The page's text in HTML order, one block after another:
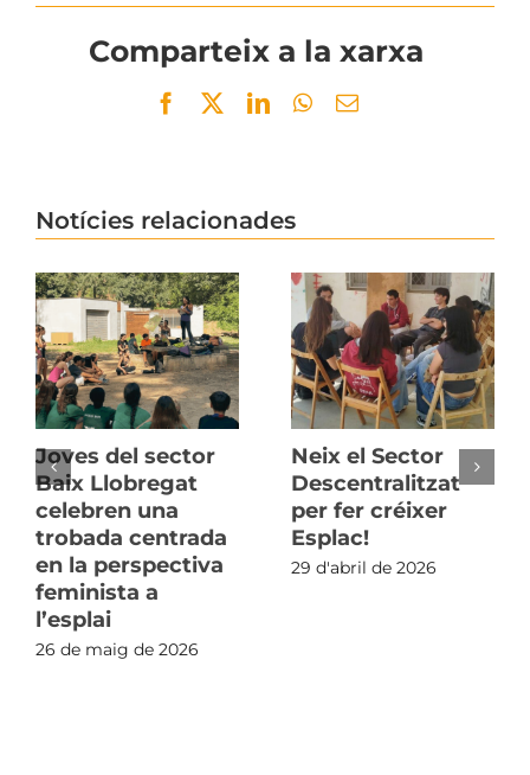
Comparteix a la xarxa
Facebook
TwitterLinkedInWhatsApp
Email
Notícies relacionades
Joves del sector
Baix Llobregat
celebren una
trobada centrada
en la perspectiva
feminista a
l’esplai
26 de maig de 2026
Neix el Sector
Descentralitzat
per fer créixer
Esplac!
29 d'abril de 2026